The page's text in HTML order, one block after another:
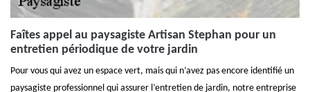
Faîtes appel au paysagiste Artisan Stephan pour un
entretien périodique de votre jardin
Pour vous qui avez un espace vert, mais qui n’avez pas encore identifié un
paysagiste professionnel qui assurer l’entretien de jardin, notre entreprise